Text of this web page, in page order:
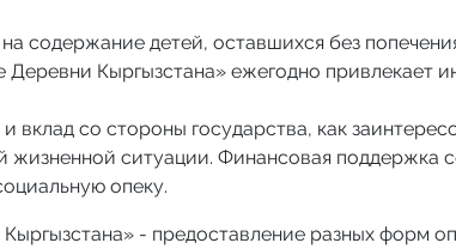
содержание детей, оставшихся без
Кыргызстана» ежегодно привлекает
со стороны государства, как
жизненной ситуации. Финансовая поддержка
опеку.
- предоставление разных форм